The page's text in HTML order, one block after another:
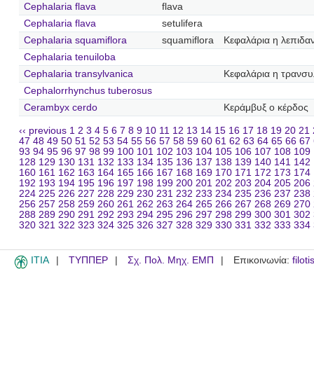
Cephalaria flava
flava
Cephalaria flava
setulifera
Cephalaria squamiflora
squamiflora
Κεφαλάρια η
Cephalaria tenuiloba
Cephalaria transylvanica
Κεφαλάρια η
Cephalorrhynchus tuberosus
Cerambyx cerdo
Κεράμβυξ ο κέρδος
‹‹ previous 1 2 3 4 5 6 7 8 9 10 11 12 13 14 15 16 17 18 19 20 21
47 48 49 50 51 52 53 54 55 56 57 58 59 60 61 62 63 64 65 66 67
93 94 95 96 97 98 99 100 101 102 103 104 105 106 107 108 109
128 129 130 131 132 133 134 135 136 137 138 139 140 141 142
160 161 162 163 164 165 166 167 168 169 170 171 172 173 174
192 193 194 195 196 197 198 199 200 201 202 203 204 205 206
224 225 226 227 228 229 230 231 232 233 234 235 236 237 238
256 257 258 259 260 261 262 263 264 265 266 267 268 269 270
288 289 290 291 292 293 294 295 296 297 298 299 300 301 302
320 321 322 323 324 325 326 327 328 329 330 331 332 333 334
ITIA ΤΥΠΠΕΡ Σχ. Πολ. Μηχ. ΕΜΠ Επικοινωνία: